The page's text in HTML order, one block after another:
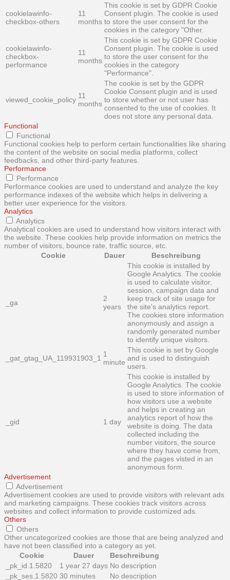
cookielawinfo-
checkbox-others
11
months
This cookie is set by GDPR Cookie
Consent plugin. The cookie is used
to store the user consent for the
cookies in the category "Other.
cookielawinfo-
checkbox-
performance
11
months
This cookie is set by GDPR Cookie
Consent plugin. The cookie is used
to store the user consent for the
cookies in the category
"Performance".
viewed_cookie_policy 11
months
The cookie is set by the GDPR
Cookie Consent plugin and is used
to store whether or not user has
consented to the use of cookies. It
does not store any personal data.
Functional
Functional
Functional cookies help to perform certain functionalities like sharing
the content of the website on social media platforms, collect
feedbacks, and other third-party features.
Performance
Performance
Performance cookies are used to understand and analyze the key
performance indexes of the website which helps in delivering a
better user experience for the visitors.
Analytics
Analytics
Analytical cookies are used to understand how visitors interact with
the website. These cookies help provide information on metrics the
number of visitors, bounce rate, traffic source, etc.
Cookie
Dauer Beschreibung
_ga
2
years
This cookie is installed by
Google Analytics. The cookie
is used to calculate visitor,
session, campaign data and
keep track of site usage for
the site's analytics report.
The cookies store information
anonymously and assign a
randomly generated number
to identify unique visitors.
_gat_gtag_UA_119931903_1 1
minute
This cookie is set by Google
and is used to distinguish
users.
_gid 1 day
This cookie is installed by
Google Analytics. The cookie
is used to store information of
how visitors use a website
and helps in creating an
analytics report of how the
website is doing. The data
collected including the
number visitors, the source
where they have come from,
and the pages visted in an
anonymous form.
Advertisement
Advertisement
Advertisement cookies are used to provide visitors with relevant ads
and marketing campaigns. These cookies track visitors across
websites and collect information to provide customized ads.
Others
Others
Other uncategorized cookies are those that are being analyzed and
have not been classified into a category as yet.
Cookie
Dauer
Beschreibung
_pk_id.1.5820
1 year 27 days No description
_pk_ses.1.5820 30 minutes No description